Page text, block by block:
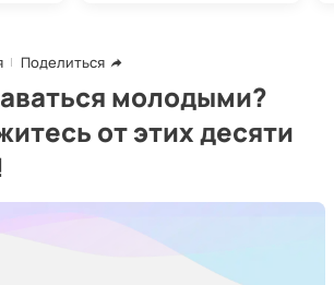
Поделиться
молодыми?
от этих десяти